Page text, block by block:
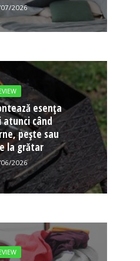
2026
esența
când
pește sau
la grătar
2026